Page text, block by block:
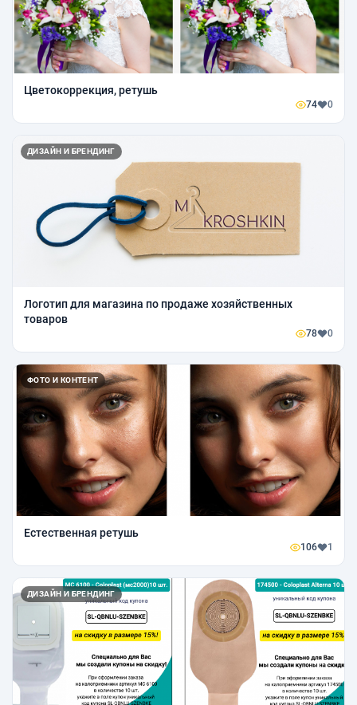
Цветокоррекция, ретушь
74 0
ДИЗАЙН И БРЕНДИНГ
Логотип для магазина по продаже хозяйственных
товаров
78 0
ФОТО И КОНТЕНТ
Естественная ретушь
106 1
ДИЗАЙН И БРЕНДИНГ